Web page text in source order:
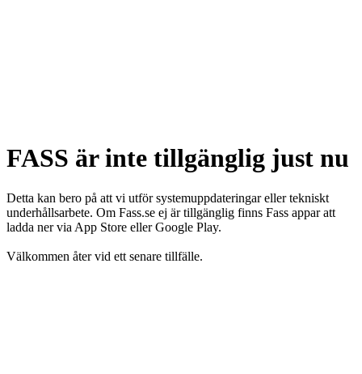
FASS är inte tillgänglig just nu
Detta kan bero på att vi utför systemuppdateringar eller tekniskt
underhållsarbete. Om Fass.se ej är tillgänglig finns Fass appar att
ladda ner via App Store eller Google Play.
Välkommen åter vid ett senare tillfälle.